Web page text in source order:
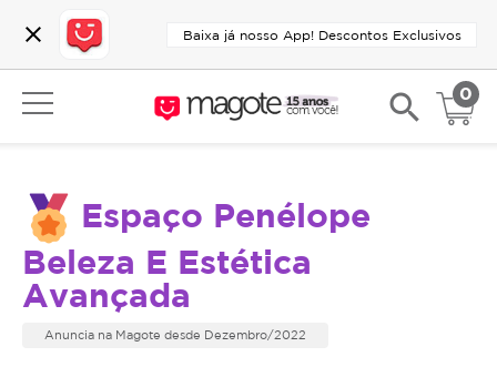
close Baixa já nosso App! Descontos Exclusivos
search 0
Espaço Penélope
Beleza E Estética
Avançada
Anuncia na Magote desde Dezembro/2022